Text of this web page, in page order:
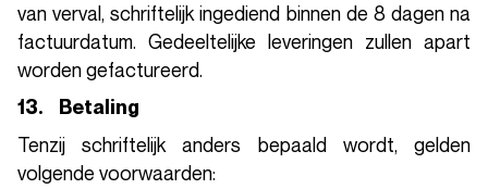
van verval, schriftelijk ingediend binnen de 8 dagen na
factuurdatum. Gedeeltelijke leveringen zullen apart
worden gefactureerd.
13. Betaling
Tenzij schriftelijk anders bepaald wordt, gelden
volgende voorwaarden: